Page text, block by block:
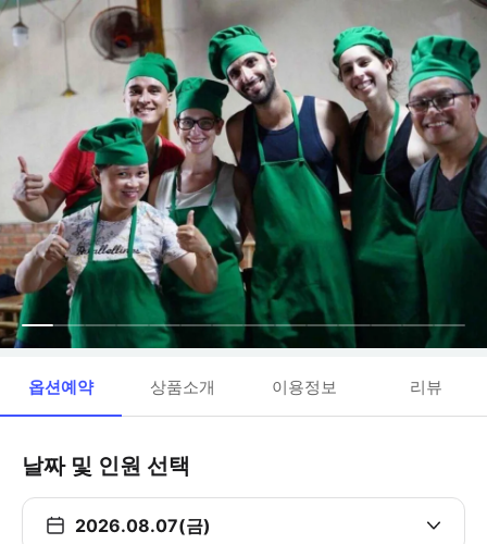
옵션예약 상품소개 이용정보 리뷰
날짜 및 인원 선택
2026.08.07(금)